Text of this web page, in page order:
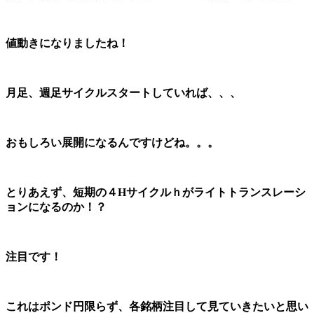
値動きになりましたね！
月足、週足サイクルスタートしていれば、、、
おもしろい展開になるんですけどね。。。
とりあえず、短期の４Hサイクルｈがライトトランスレーシ
ョンになるのか！？
注目です！
これはポンド円限らず、各銘柄注目して見ていきたいと思い